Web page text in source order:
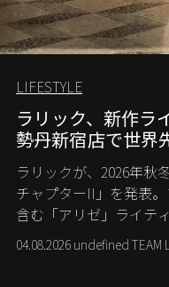
LIFESTYLE
ラリック、新作ラ
勢丹新宿店で世界
ラリックが、2026年秋
チャプターII」を発表
含む「アリゼ」ライテ
宿店の期間限定ポップ
る。
04.08.2026 undefined TEAM